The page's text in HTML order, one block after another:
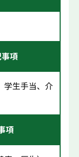
項
学生手当、介
項